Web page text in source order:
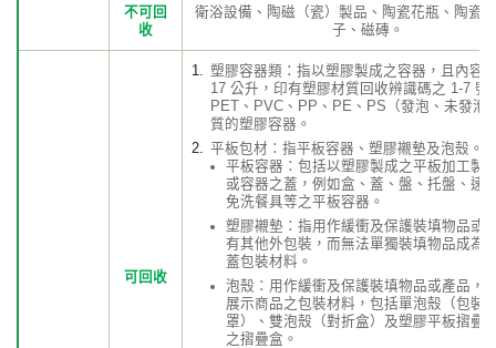
不可回
收
衛浴設備、陶磁（瓷）製品、陶瓷花瓶、陶瓷
子、磁磚。
可回收
塑膠容器類：指以塑膠製成之容器，且內容
17 公升，印有塑膠材質回收辨識碼之 1-7 號
PET、PVC、PP、PE、PS（發泡、未發泡
質的塑膠容器。
平板包材：指平板容器、塑膠襯墊及泡殼。
平板容器：包括以塑膠製成之平板加工製
或容器之蓋，例如盒、蓋、盤、托盤、速
免洗餐具等之平板容器。
塑膠襯墊：指用作緩衝及保護裝填物品或
有其他外包裝，而無法單獨裝填物品成為
蓋包裝材料。
泡殼：用作緩衝及保護裝填物品或產品，
展示商品之包裝材料，包括單泡殼（包裝
罩）、雙泡殼（對折盒）及塑膠平板摺疊
之摺疊盒。